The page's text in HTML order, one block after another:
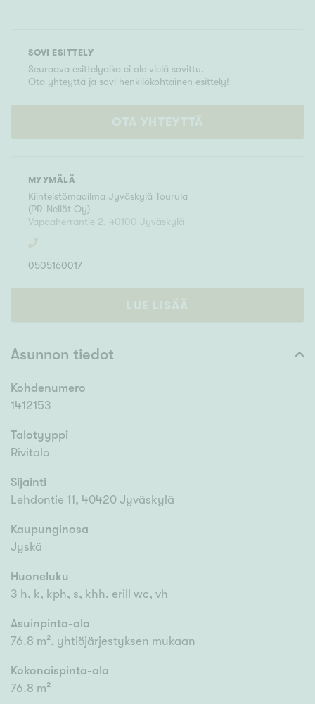
SOVI ESITTELY
Seuraava esittelyaika ei ole vielä sovittu.
Ota yhteyttä ja sovi henkilökohtainen esittely!
OTA YHTEYTTÄ
MYYMÄLÄ
Kiinteistömaailma Jyväskylä Tourula
(PR-Neliöt Oy)
Vapaaherrantie 2, 40100 Jyväskylä
0505160017
LUE LISÄÄ
Asunnon tiedot
Kohdenumero
1412153
Talotyyppi
Rivitalo
Sijainti
Lehdontie 11, 40420 Jyväskylä
Kaupunginosa
Jyskä
Huoneluku
3 h, k, kph, s, khh, erill wc, vh
Asuinpinta-ala
76.8 m², yhtiöjärjestyksen mukaan
Kokonaispinta-ala
76.8 m²